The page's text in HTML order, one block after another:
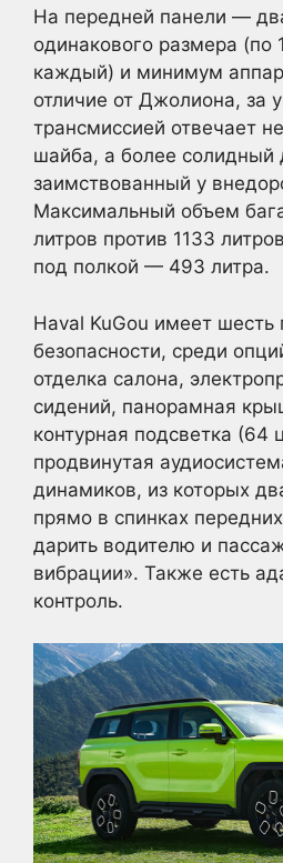
На передней панели —
одинакового размера
каждый) и минимум
отличие от Джолиона, за
трансмиссией отвечает
шайба, а более солидный
заимствованный у
Максимальный объем
литров против 1133
под полкой — 493 литра.
Haval KuGou имеет шесть
безопасности, среди
отделка салона,
сидений, панорамная
контурная подсветка (64
продвинутая
динамиков, из которых
прямо в спинках
дарить водителю и
вибрации». Также есть
контроль.